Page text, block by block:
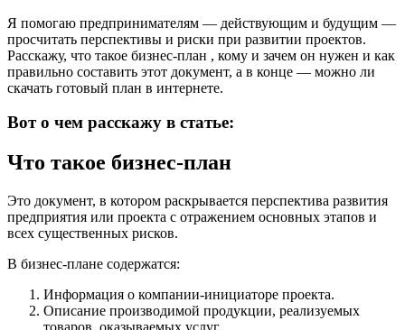
Я помогаю предпринимателям — действующим и будущим —
просчитать перспективы и риски при развитии проектов.
Расскажу, что такое бизнес-план , кому и зачем он нужен и как
правильно составить этот документ, а в конце — можно ли
скачать готовый план в интернете.
Вот о чем расскажу в статье:
Что такое бизнес-план
Это документ, в котором раскрывается перспектива развития
предприятия или проекта с отражением основных этапов и
всех существенных рисков.
В бизнес-плане содержатся:
Информация о компании-инициаторе проекта.
Описание производимой продукции, реализуемых